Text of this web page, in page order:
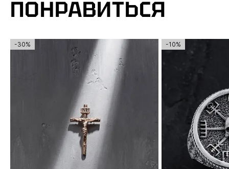
ПОНРАВИТЬСЯ
-30% -10%